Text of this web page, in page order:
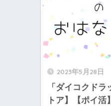
2023年5月28日
「ダイコクド
トア】【ポイ